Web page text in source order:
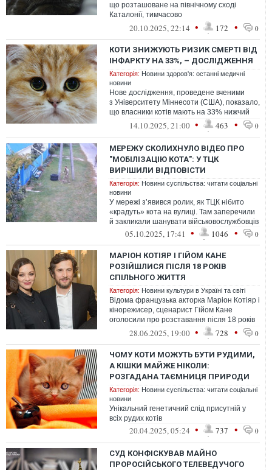
що розташоване на північному сході
Каталонії, тимчасово
заборонила забирати чорних котів
з притулків, аби запобігти п...
20.10.2025, 22:14 • 172 • 0
КОТИ ЗНИЖУЮТЬ РИЗИК СМЕРТІ ВІД
ІНФАРКТУ НА 33%, – ДОСЛІДЖЕННЯ
Категорія: Новини здоров'я: останні медичні
новини
Нове дослідження, проведене вченими
з Університету Міннесоти (США), показало,
що власники котів мають на 33% нижчий
ризик смерті від серцевого нападу,...
14.10.2025, 21:00 • 463 • 0
МЕРЕЖУ СКОЛИХНУЛО ВІДЕО ПРО
"МОБІЛІЗАЦІЮ КОТА": У ТЦК
ВИРІШИЛИ ВІДПОВІСТИ
Категорія: Новини суспільства: читати соціальні
новини
У мережі зʼявився ролик, як ТЦК нібито
«крадуть» кота на вулиці. Там заперечили
й закликали шанувати військовослужбовців
05.10.2025, 17:41 • 1046 • 0
МАРІОН КОТІЯР І ГІЙОМ КАНЕ
РОЗІЙШЛИСЯ ПІСЛЯ 18 РОКІВ
СПІЛЬНОГО ЖИТТЯ
Категорія: Новини культури в Україні та світі
Відома французька акторка Маріон Котіяр і
кінорежисер, сценарист Гійом Кане
оголосили про розставання після 18 років
разом. Знаменитості не були офіці...
28.06.2025, 19:00 • 728 • 0
ЧОМУ КОТИ МОЖУТЬ БУТИ РУДИМИ,
А КІШКИ МАЙЖЕ НІКОЛИ:
РОЗГАДАНА ТАЄМНИЦЯ ПРИРОДИ
Категорія: Новини суспільства: читати соціальні
новини
Унікальний генетичний слід присутній у
всіх рудих котів
20.04.2025, 05:24 • 737 • 0
СУД КОНФІСКУВАВ МАЙНО
ПРОРОСІЙСЬКОГО ТЕЛЕВЕДУЧОГО